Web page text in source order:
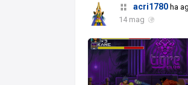
acri1780 ha
14 mag